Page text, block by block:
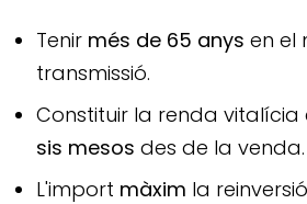
Tenir més de 65 anys en el
transmissió.
Constituir la renda vitalícia
sis mesos des de la venda.
L'import màxim la